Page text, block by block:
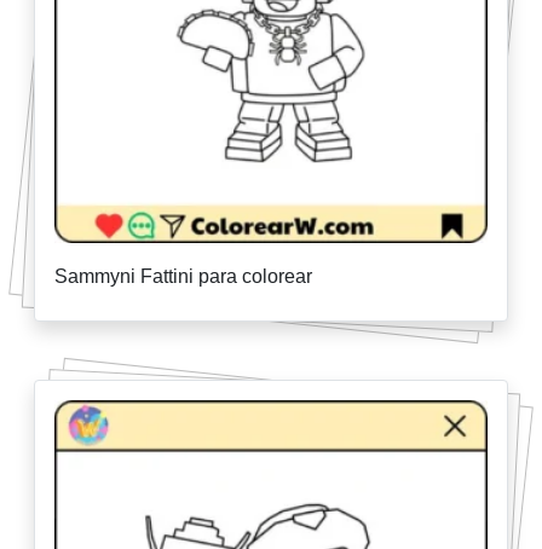
Sammyni Fattini para colorear